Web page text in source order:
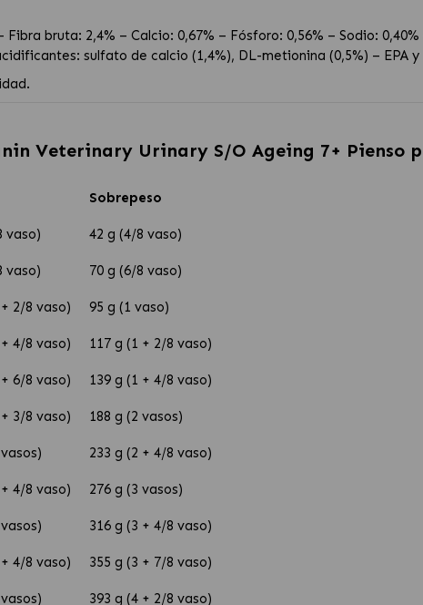
bruta: 2,4% – Calcio: 0,67% – Fósforo: 0,56% – Sodio:
sulfato de calcio (1,4%), DL-metionina (0,5%) – EPA y
Veterinary Urinary S/O Ageing 7+ Pienso
Sobrepeso
vaso) 42 g (4/8 vaso)
vaso) 70 g (6/8 vaso)
2/8 vaso) 95 g (1 vaso)
4/8 vaso) 117 g (1 + 2/8 vaso)
6/8 vaso) 139 g (1 + 4/8 vaso)
3/8 vaso) 188 g (2 vasos)
233 g (2 + 4/8 vaso)
4/8 vaso) 276 g (3 vasos)
316 g (3 + 4/8 vaso)
4/8 vaso) 355 g (3 + 7/8 vaso)
393 g (4 + 2/8 vaso)